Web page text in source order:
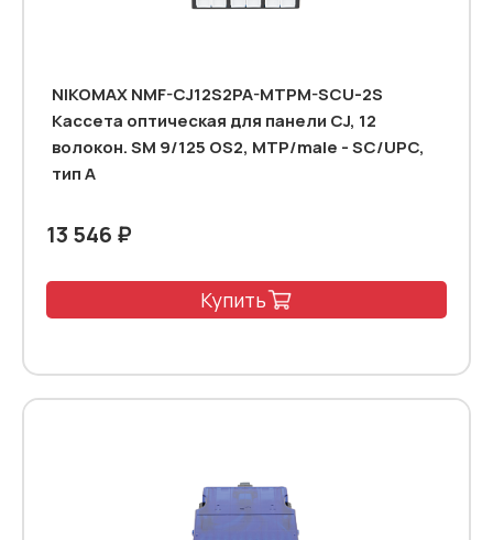
NIKOMAX NMF-CJ12S2PA-MTPM-SCU-2S
Кассета оптическая для панели CJ, 12
волокон. SM 9/125 OS2, MTP/male - SC/UPC,
тип А
13 546 ₽
Купить